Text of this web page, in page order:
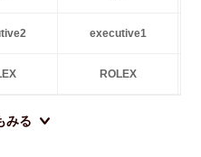
executive1
ROLEX
みる